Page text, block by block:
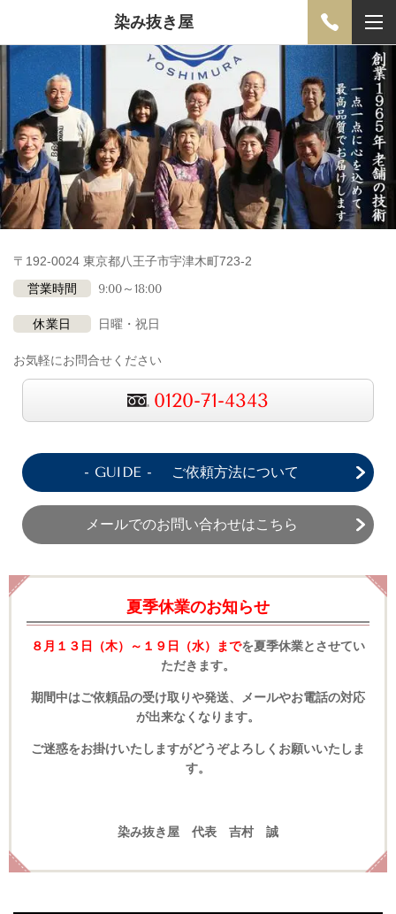
染み抜き屋
〒192-0024 東京都八王子市宇津木町723-2
営業時間 9:00～18:00
休業日 日曜・祝日
お気軽にお問合せください
0120-71-4343
- GUIDE - ご依頼方法について
メールでのお問い合わせはこちら
夏季休業のお知らせ
８月１３日（木）～１９日（水）までを夏季休業とさせてい
ただきます。
期間中はご依頼品の受け取りや発送、メールやお電話の対応
が出来なくなります。
ご迷惑をお掛けいたしますがどうぞよろしくお願いいたしま
す。
染み抜き屋 代表 吉村 誠